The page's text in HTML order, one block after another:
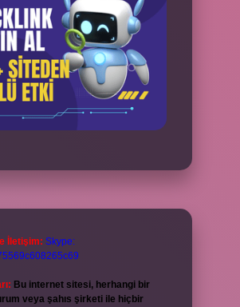
İletişim: Skype:
Bu internet sitesi, herhangi bir
veya şahıs şirketi ile hiçbir